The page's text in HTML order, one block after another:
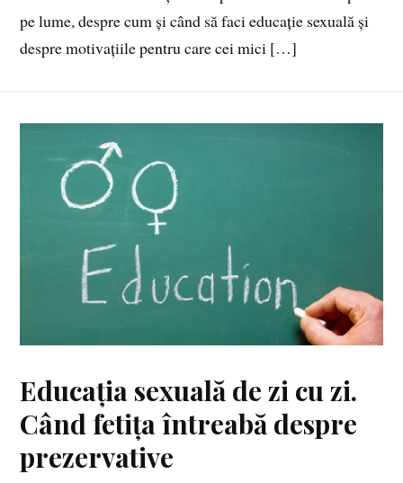
pe lume, despre cum și când să faci educație sexuală și
despre motivațiile pentru care cei mici […]
Educația sexuală de zi cu zi.
Când fetița întreabă despre
prezervative